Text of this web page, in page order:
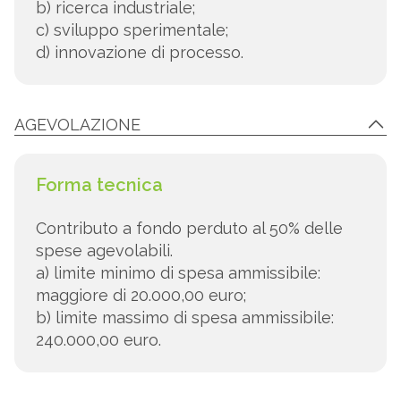
b) ricerca industriale;
c) sviluppo sperimentale;
d) innovazione di processo.
AGEVOLAZIONE
Forma tecnica
Contributo a fondo perduto al 50% delle
spese agevolabili.
a) limite minimo di spesa ammissibile:
maggiore di 20.000,00 euro;
b) limite massimo di spesa ammissibile:
240.000,00 euro.